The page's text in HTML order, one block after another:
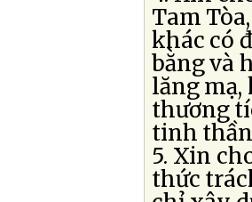
Tam
khác có
bằng và
lăng mạ,
thương
tinh thần
5. Xin
thức